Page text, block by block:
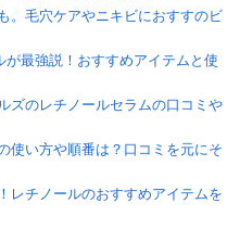
。毛穴ケアやニキビにおすすのビ
最強説！おすすめアイテムと使
ズのレチノールセラムの口コミや
使い方や順番は？口コミを元にそ
レチノールのおすすめアイテムを